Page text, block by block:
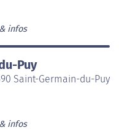
infos
Puy
Saint-Germain-du-Puy
infos